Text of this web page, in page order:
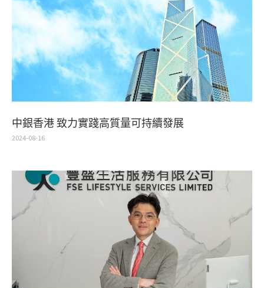
中銀香港 致力實踐高質量可持續發展
2024-08-16